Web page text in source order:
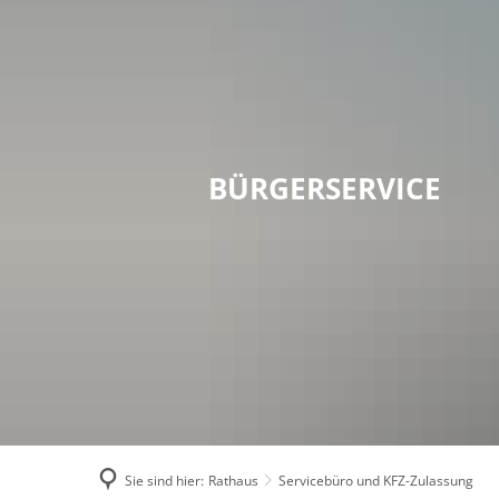
BÜRGERSERVICE
Sie sind hier: Rathaus Servicebüro und KFZ-Zulassung